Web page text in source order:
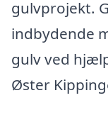
gulvprojekt.
indbydende
gulv ved
Øster